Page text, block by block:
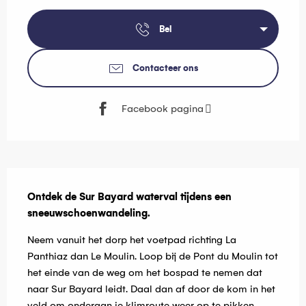
Bel
Contacteer ons
Facebook pagina
Ontdek de Sur Bayard waterval tijdens een
sneeuwschoenwandeling.
Neem vanuit het dorp het voetpad richting La
Panthiaz dan Le Moulin. Loop bij de Pont du Moulin tot
het einde van de weg om het bospad te nemen dat
naar Sur Bayard leidt. Daal dan af door de kom in het